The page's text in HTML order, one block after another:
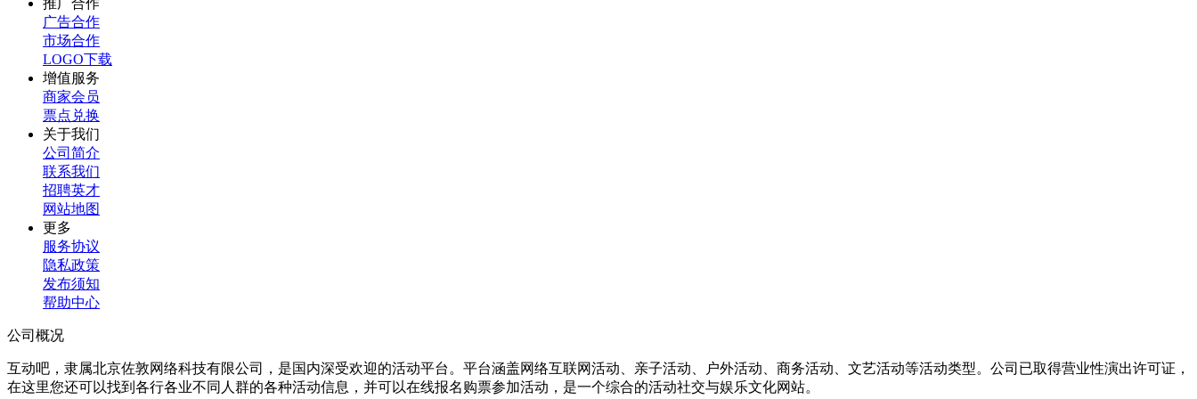
推广合作
广告合作
市场合作
LOGO下载
增值服务
商家会员
票点兑换
关于我们
公司简介
联系我们
招聘英才
网站地图
更多
服务协议
隐私政策
发布须知
帮助中心
公司概况
互动吧，隶属北京佐敦网络科技有限公司，是国内深受欢迎的活动平台。平台涵盖网络互联网活动、亲子活动、户外活动、商务活动、文艺活动等活动类型。公司已取得营业性演出许可证，
在这里您还可以找到各行各业不同人群的各种活动信息，并可以在线报名购票参加活动，是一个综合的活动社交与娱乐文化网站。